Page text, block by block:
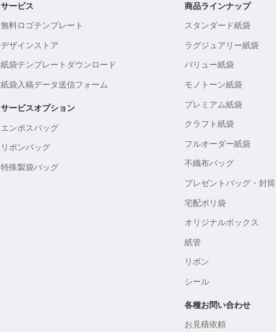
サービス
無料ロゴテンプレート
デザインストア
紙袋テンプレートダウンロード
紙袋入稿データ送信フォーム
サービスオプション
エンボスバッグ
リボンバッグ
特殊製袋バッグ
商品ラインナップ
スタンダード紙袋
ラグジュアリー紙袋
バリュー紙袋
モノトーン紙袋
プレミアム紙袋
クラフト紙袋
フルオーダー紙袋
不織布バッグ
プレゼントバッグ・封筒
宅配ポリ袋
オリジナルボックス
紙管
リボン
シール
各種お問い合わせ
お見積依頼